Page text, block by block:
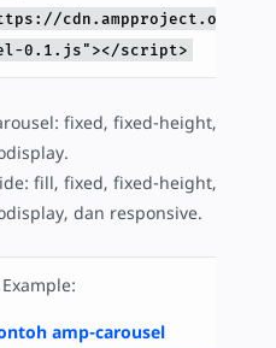
cdn.ampproject.org/v0/
0.1.js"></script>
fixed, fixed-height, dan
fill, fixed, fixed-height, flex-
dan responsive.
amp-carousel